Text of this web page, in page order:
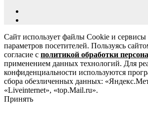
Сайт использует файлы Cookie и сервисы
параметров посетителей. Пользуясь
согласие с политикой обработки
применением данных технологий. Для
конфиденциальности используются
сбора обезличенных данных:
«Liveinternet», «top.Mail.ru».
Принять